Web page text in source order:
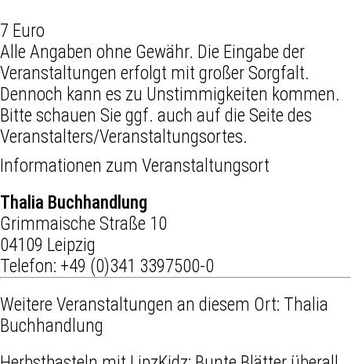
7 Euro
Alle Angaben ohne Gewähr. Die Eingabe der
Veranstaltungen erfolgt mit großer Sorgfalt.
Dennoch kann es zu Unstimmigkeiten kommen.
Bitte schauen Sie ggf. auch auf die Seite des
Veranstalters/Veranstaltungsortes.
Informationen zum Veranstaltungsort
Thalia Buchhandlung
Grimmaische Straße 10
04109 Leipzig
Telefon: +49 (0)341 3397500-0
Weitere Veranstaltungen an diesem Ort: Thalia
Buchhandlung